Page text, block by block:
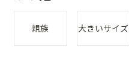
親族 大きいサイズ